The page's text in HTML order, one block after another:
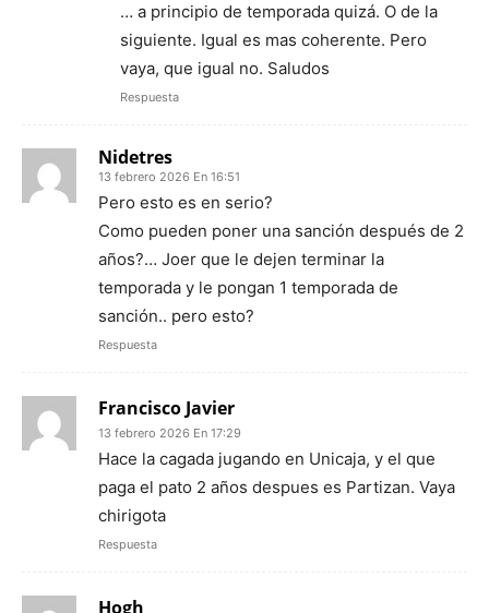
… a principio de temporada quizá. O de la
siguiente. Igual es mas coherente. Pero
vaya, que igual no. Saludos
Respuesta
Nidetres
13 febrero 2026 En 16:51
Pero esto es en serio?
Como pueden poner una sanción después de 2
años?… Joer que le dejen terminar la
temporada y le pongan 1 temporada de
sanción.. pero esto?
Respuesta
Francisco Javier
13 febrero 2026 En 17:29
Hace la cagada jugando en Unicaja, y el que
paga el pato 2 años despues es Partizan. Vaya
chirigota
Respuesta
Hogh